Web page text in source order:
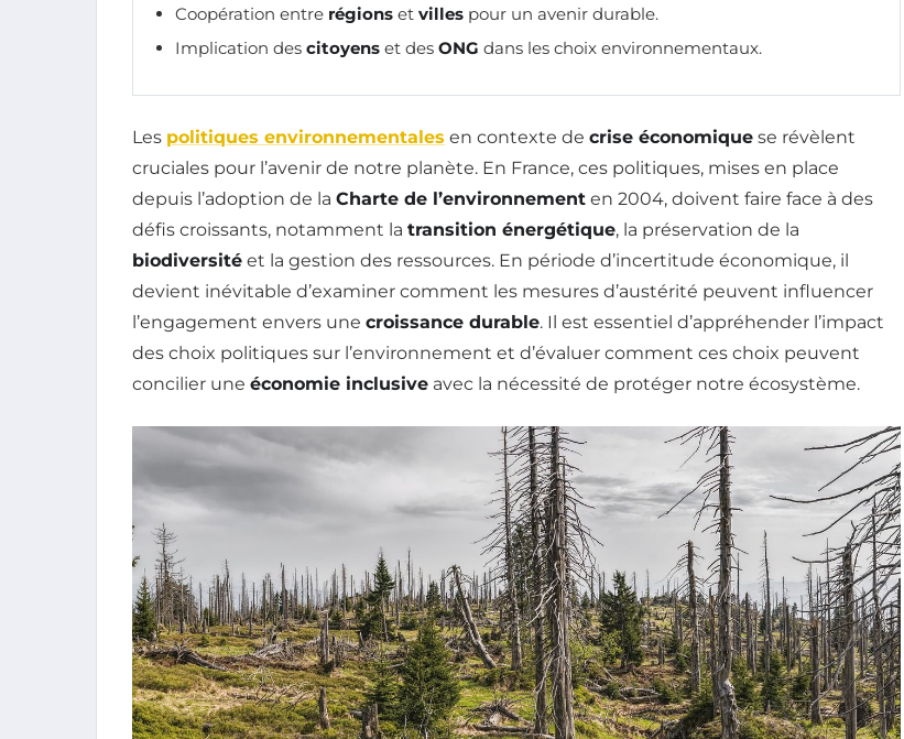
Coopération entre régions et villes pour un avenir durable.
Implication des citoyens et des ONG dans les choix environnementaux.
Les politiques environnementales en contexte de crise économique se révèlent
cruciales pour l’avenir de notre planète. En France, ces politiques, mises en place
depuis l’adoption de la Charte de l’environnement en 2004, doivent faire face à des
défis croissants, notamment la transition énergétique, la préservation de la
biodiversité et la gestion des ressources. En période d’incertitude économique, il
devient inévitable d’examiner comment les mesures d’austérité peuvent influencer
l’engagement envers une croissance durable. Il est essentiel d’appréhender l’impact
des choix politiques sur l’environnement et d’évaluer comment ces choix peuvent
concilier une économie inclusive avec la nécessité de protéger notre écosystème.